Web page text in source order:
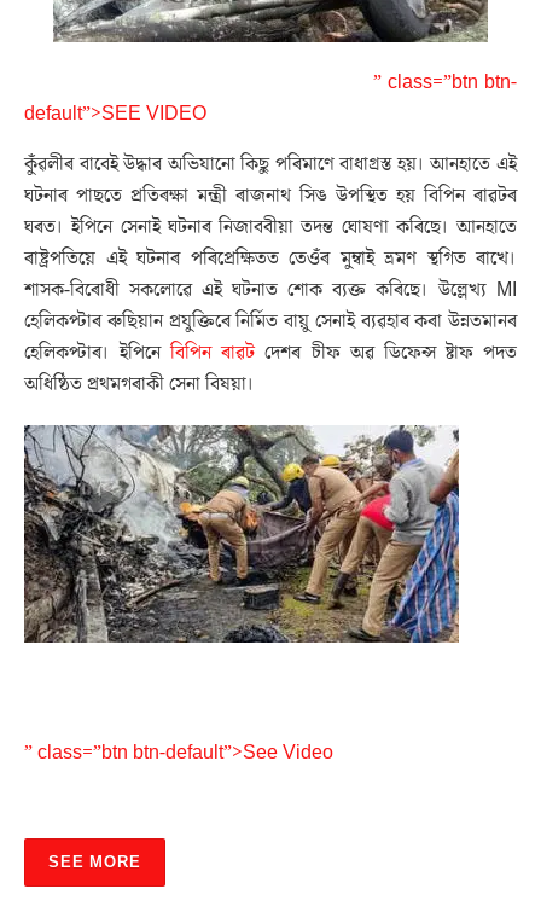
” class=”btn btn-
default”>SEE VIDEO
কুঁৱলীৰ বাবেই উদ্ধাৰ অভিযানো কিছু পৰিমাণে বাধাগ্ৰস্ত হয়। আনহাতে এই
ঘটনাৰ পাছতে প্ৰতিৰক্ষা মন্ত্ৰী ৰাজনাথ সিঙ উপস্থিত হয় বিপিন ৰাৱটৰ
ঘৰত। ইপিনে সেনাই ঘটনাৰ নিজাববীয়া তদন্ত ঘোষণা কৰিছে। আনহাতে
ৰাষ্ট্ৰপতিয়ে এই ঘটনাৰ পৰিপ্ৰেক্ষিতত তেওঁৰ মুম্বাই ভ্ৰমণ স্থগিত ৰাখে।
শাসক-বিৰোধী সকলোৱে এই ঘটনাত শোক ব্যক্ত কৰিছে। উল্লেখ্য MI
হেলিকপ্টাৰ ৰুছিয়ান প্ৰযুক্তিৰে নিৰ্মিত বায়ু সেনাই ব্যৱহাৰ কৰা উন্নতমানৰ
হেলিকপ্টাৰ। ইপিনেবিপিন ৰাৱটদেশৰ চীফ অৱ ডিফেন্স ষ্টাফ পদত
অধিষ্ঠিত প্ৰথমগৰাকী সেনা বিষয়া।
” class=”btn btn-default”>See Video
SEE MORE